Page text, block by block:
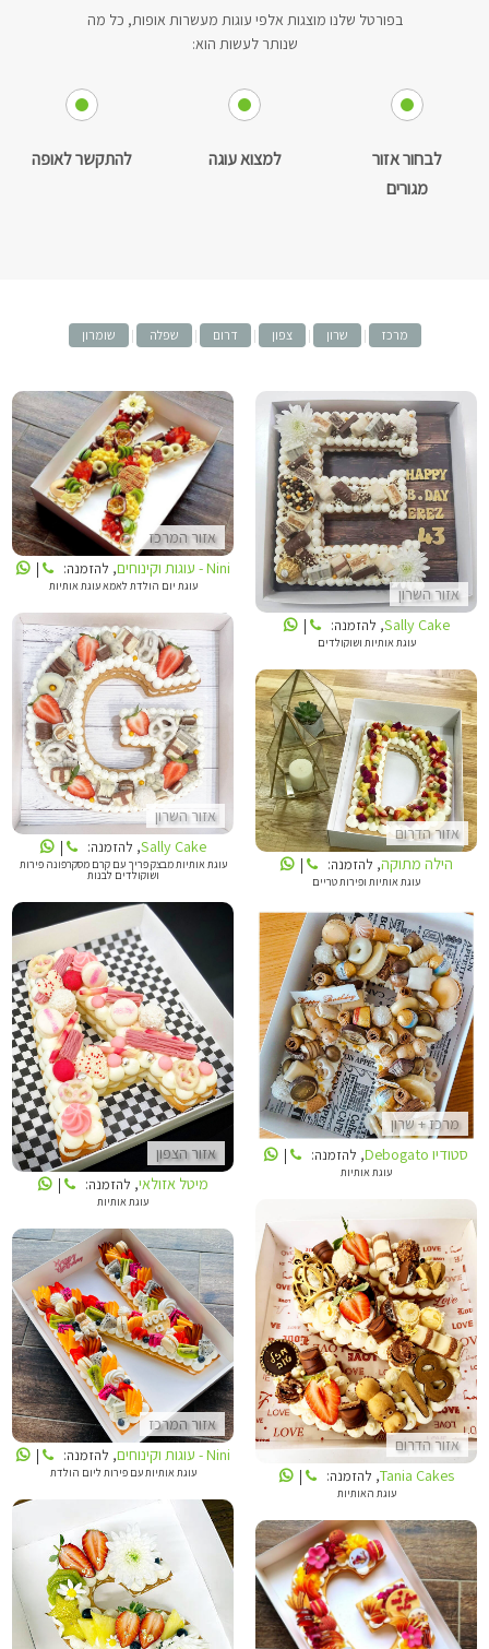
בפורטל שלנו מוצגות אלפי עוגות מעשרות אופות, כל מה
שנותר לעשות הוא:
לבחור אזור
מגורים
למצוא עוגה להתקשר לאופה
מרכז | שרון | צפון | דרום | שפלה | שומרון
אזור המרכז
NINI - עוגות וקינוחים
Nini - עוגות וקינוחים , להזמנה: |
עוגת יום הולדת לאמא עוגת אותיות אזור השרון
SALLY CAKE
Sally Cake, להזמנה: |
עוגת אותיות ושוקולדים
אזור השרון
SALLY CAKE
Sally Cake, להזמנה: |
עוגת אותיות מבצק פריך עם קרם מסקרפונה פירות
ושוקולדים לבנות
אזור הדרום
הילה מתוקה
הילה מתוקה, להזמנה: |
עוגת אותיות ופירות טריים
אזור הצפון
מיטל אזולאי
מיטל אזולאי, להזמנה: |
עוגת אותיות
מרכז + שרון
סטודיו DEBOGATO
סטודיו Debogato , להזמנה: |
עוגת אותיות
אזור הדרום
TANIA CAKES
Tania Cakes, להזמנה: |
עוגת האותיות
אזור המרכז
NINI - עוגות וקינוחים
Nini - עוגות וקינוחים , להזמנה: |
עוגת אותיות עם פירות ליום הולדת
LOLLIPOP
NINI - עוגות וקינוחים